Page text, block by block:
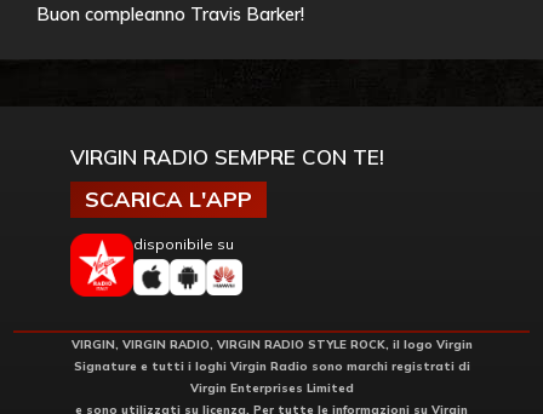
Buon compleanno Travis Barker!
VIRGIN RADIO SEMPRE CON TE!
SCARICA L'APP
disponibile su
VIRGIN, VIRGIN RADIO, VIRGIN RADIO STYLE ROCK, il logo Virgin
Signature e tutti i loghi Virgin Radio sono marchi registrati di
Virgin Enterprises Limited
e sono utilizzati su licenza. Per tutte le informazioni su Virgin